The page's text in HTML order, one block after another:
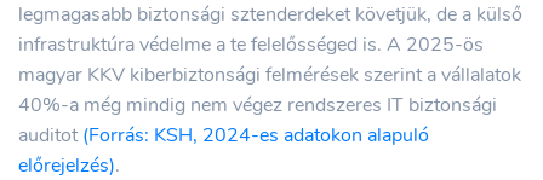
legmagasabb biztonsági sztenderdeket követjük, de a külső
infrastruktúra védelme a te felelősséged is. A 2025-ös
magyar KKV kiberbiztonsági felmérések szerint a vállalatok
40%-a még mindig nem végez rendszeres IT biztonsági
auditot(Forrás: KSH, 2024-es adatokon alapuló
előrejelzés).